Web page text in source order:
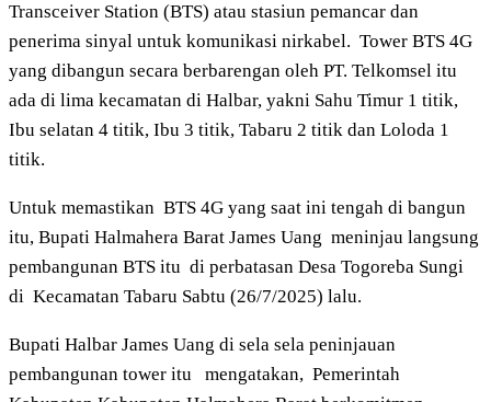
Transceiver Station (BTS) atau stasiun pemancar dan
penerima sinyal untuk komunikasi nirkabel. Tower BTS 4G
yang dibangun secara berbarengan oleh PT. Telkomsel itu
ada di lima kecamatan di Halbar, yakni Sahu Timur 1 titik,
Ibu selatan 4 titik, Ibu 3 titik, Tabaru 2 titik dan Loloda 1
titik.
Untuk memastikan BTS 4G yang saat ini tengah di bangun
itu, Bupati Halmahera Barat James Uang meninjau langsung
pembangunan BTS itu di perbatasan Desa Togoreba Sungi
di Kecamatan Tabaru Sabtu (26/7/2025) lalu.
Bupati Halbar James Uang di sela sela peninjauan
pembangunan tower itu
mengatakan, Pemerintah